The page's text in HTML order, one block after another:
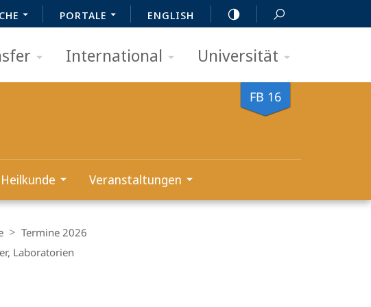
PORTALE ENGLISH
International Universität
FB 16
Veranstaltungen
Termine 2026
Laboratorien